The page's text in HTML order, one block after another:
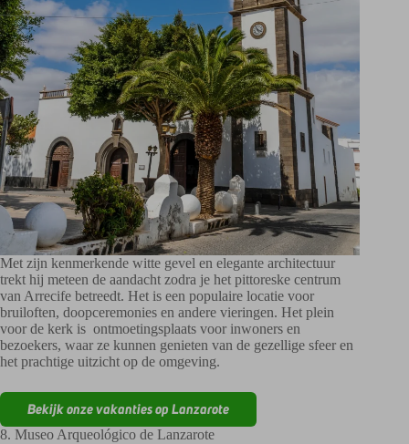
Met zijn kenmerkende witte gevel en elegante architectuur
trekt hij meteen de aandacht zodra je het pittoreske centrum
van Arrecife betreedt. Het is een populaire locatie voor
bruiloften, doopceremonies en andere vieringen. Het plein
voor de kerk is ontmoetingsplaats voor inwoners en
bezoekers, waar ze kunnen genieten van de gezellige sfeer en
het prachtige uitzicht op de omgeving.
Bekijk onze vakanties op Lanzarote
8. Museo Arqueológico de Lanzarote